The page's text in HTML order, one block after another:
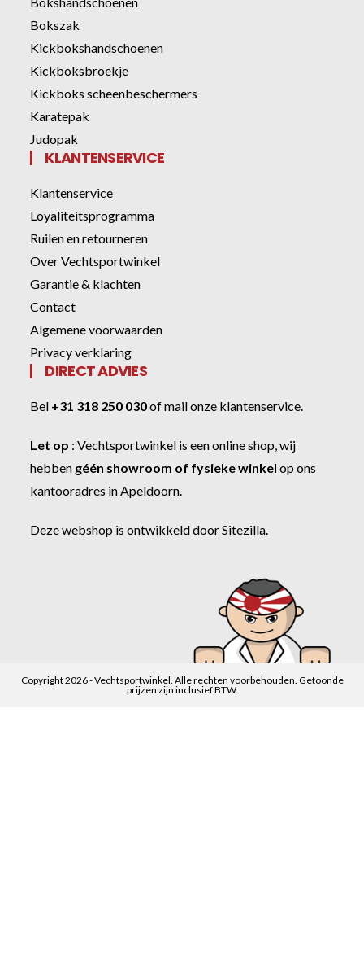
Bokszak
Kickbokshandschoenen
Kickboksbroekje
Kickboks scheenbeschermers
Karatepak
Judopak
KLANTENSERVICE
Klantenservice
Loyaliteitsprogramma
Ruilen en retourneren
Over Vechtsportwinkel
Garantie & klachten
Contact
Algemene voorwaarden
Privacy verklaring
DIRECT ADVIES
Bel +31 318 250 030ofmail onze klantenservice
Let op :Vechtsportwinkel is een online shop, wij
hebben géén showroom of fysieke winkel op ons
kantooradres in Apeldoorn.
Deze webshop is ontwikkeld doorSitezilla
Copyright 2026 - Vechtsportwinkel. Alle rechten voorbehouden. Getoonde
prijzen zijn inclusief BTW.